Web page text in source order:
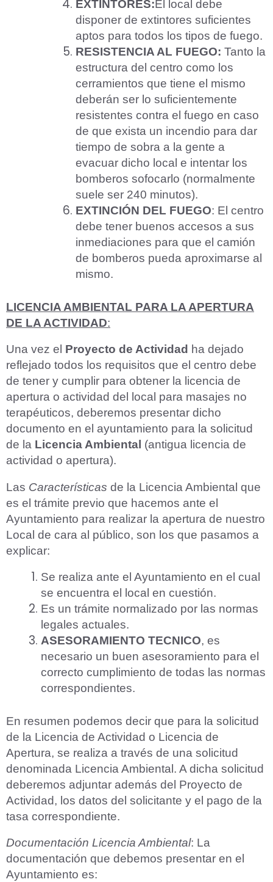
EXTINTORES:El local debe
disponer de extintores suficientes
aptos para todos los tipos de fuego.
RESISTENCIA AL FUEGO: Tanto la
estructura del centro como los
cerramientos que tiene el mismo
deberán ser lo suficientemente
resistentes contra el fuego en caso
de que exista un incendio para dar
tiempo de sobra a la gente a
evacuar dicho local e intentar los
bomberos sofocarlo (normalmente
suele ser 240 minutos).
EXTINCIÓN DEL FUEGO: El centro
debe tener buenos accesos a sus
inmediaciones para que el camión
de bomberos pueda aproximarse al
mismo.
LICENCIA AMBIENTAL PARA LA APERTURA
DE LA ACTIVIDAD:
Una vez el Proyecto de Actividad ha dejado
reflejado todos los requisitos que el centro debe
de tener y cumplir para obtener la licencia de
apertura o actividad del local para masajes no
terapéuticos, deberemos presentar dicho
documento en el ayuntamiento para la solicitud
de la Licencia Ambiental (antigua licencia de
actividad o apertura).
Las Características de la Licencia Ambiental que
es el trámite previo que hacemos ante el
Ayuntamiento para realizar la apertura de nuestro
Local de cara al público, son los que pasamos a
explicar:
Se realiza ante el Ayuntamiento en el cual
se encuentra el local en cuestión.
Es un trámite normalizado por las normas
legales actuales.
ASESORAMIENTO TECNICO, es
necesario un buen asesoramiento para el
correcto cumplimiento de todas las normas
correspondientes.
En resumen podemos decir que para la solicitud
de la Licencia de Actividad o Licencia de
Apertura, se realiza a través de una solicitud
denominada Licencia Ambiental. A dicha solicitud
deberemos adjuntar además del Proyecto de
Actividad, los datos del solicitante y el pago de la
tasa correspondiente.
Documentación Licencia Ambiental: La
documentación que debemos presentar en el
Ayuntamiento es: